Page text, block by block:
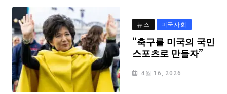
뉴스 미국사회
“축구를 미국의 국민
스포츠로 만들자”
4월 16, 2026